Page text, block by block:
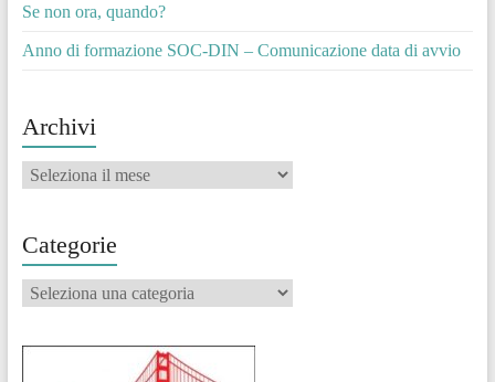
Se non ora, quando?
Anno di formazione SOC-DIN – Comunicazione data di avvio
Archivi
Archivi
Categorie
Categorie